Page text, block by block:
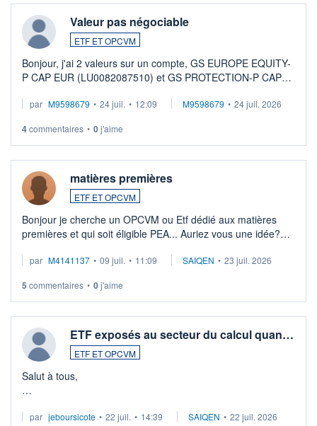
Valeur pas négociable
ETF ET OPCVM
Bonjour, j'ai 2 valeurs sur un compte, GS EUROPE EQUITY-
P CAP EUR (LU0082087510) et GS PROTECTION-P CAP
veux procéder à la vente, on me signale ...
par M9598679 • 24 juil. • 12:09 M9598679 • 24 juil. 2026
4commentaires • 0j'aime
matières premières
ETF ET OPCVM
Bonjour je cherche un OPCVM ou Etf dédié aux matières
premières et qui soit éligible PEA... Auriez vous une idée?
par M4141137 • 09 juil. • 11:09 SAIQEN • 23 juil. 2026
5 commentaires • 0j'aime
ETF exposés au secteur du calcul quan…
ETF ET OPCVM
Salut à tous,
via un ETF plutôt que des actions individuelles.
par jeboursicote • 22 juil. • 14:39 SAIQEN • 22 juil. 2026